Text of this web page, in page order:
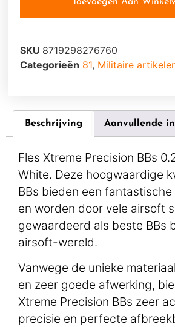
SKU 8719298276760
Categorieën 81, Militaire
Beschrijving Aanvullende
Fles Xtreme Precision BBs
White. Deze hoogwaardige
BBs bieden een
en worden door vele airsoft
gewaardeerd als beste BBs
airsoft-wereld.
Vanwege de unieke
en zeer goede afwerking,
Xtreme Precision BBs zeer
precisie en perfecte